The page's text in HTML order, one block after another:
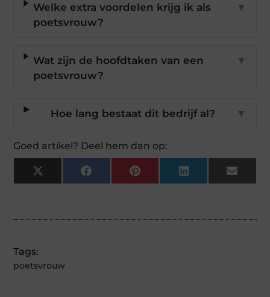
Welke extra voordelen krijg ik als
poetsvrouw?
▼
Wat zijn de hoofdtaken van een
poetsvrouw?
▼
Hoe lang bestaat dit bedrijf al? ▼
Goed artikel? Deel hem dan op:
X
(Twitter)
FacebookPinterestLinkedInEmail
Tags:
poetsvrouw